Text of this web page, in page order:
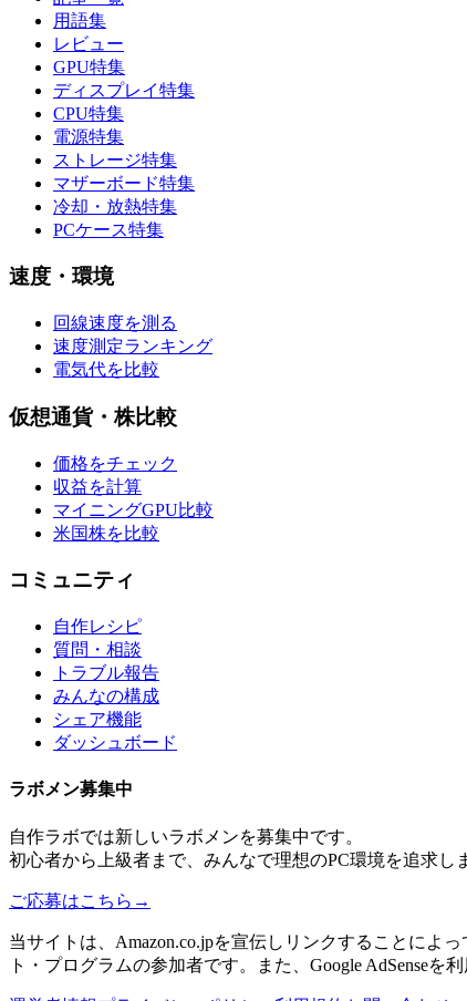
用語集
レビュー
GPU特集
ディスプレイ特集
CPU特集
電源特集
ストレージ特集
マザーボード特集
冷却・放熱特集
PCケース特集
速度・環境
回線速度を測る
速度測定ランキング
電気代を比較
仮想通貨・株比較
価格をチェック
収益を計算
マイニングGPU比較
米国株を比較
コミュニティ
自作レシピ
質問・相談
トラブル報告
みんなの構成
シェア機能
ダッシュボード
ラボメン募集中
自作ラボでは新しいラボメンを募集中です。
初心者から上級者まで、みんなで理想のPC環境を追求し
ご応募はこちら →
当サイトは、Amazon.co.jpを宣伝しリンクすることによ
ト・プログラムの参加者です。また、Google AdSenseを